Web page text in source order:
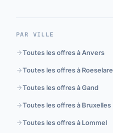
PAR VILLE
Toutes les offres à Anvers
Toutes les offres à Roeselare
Toutes les offres à Gand
Toutes les offres à Bruxelles
Toutes les offres à Lommel